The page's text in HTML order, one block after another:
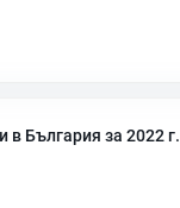
в България за 2022 г.